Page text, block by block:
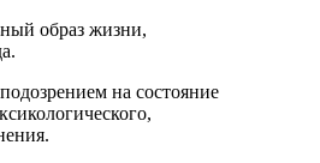
образ жизни,
на состояние